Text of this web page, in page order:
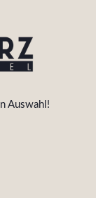
Auswahl!